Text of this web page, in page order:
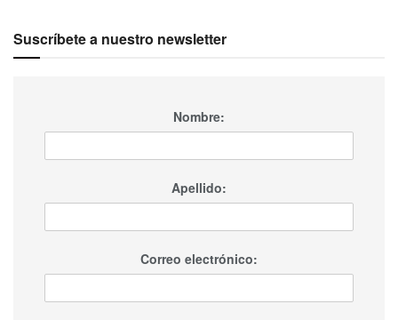
Suscríbete a nuestro newsletter
Nombre:
Apellido:
Correo electrónico: